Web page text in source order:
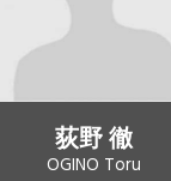
荻野 徹
OGINO Toru